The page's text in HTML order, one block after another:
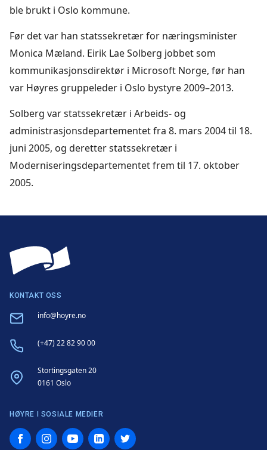
ble brukt i Oslo kommune.
Før det var han statssekretær for næringsminister
Monica Mæland. Eirik Lae Solberg jobbet som
kommunikasjonsdirektør i Microsoft Norge, før han
var Høyres gruppeleder i Oslo bystyre 2009–2013.
Solberg var statssekretær i Arbeids- og
administrasjonsdepartementet fra 8. mars 2004 til 18.
juni 2005, og deretter statssekretær i
Moderniseringsdepartementet frem til 17. oktober
2005.
KONTAKT OSS
Email info@hoyre.no
Phone(+47) 22 82 90 00
AddressStortingsgaten 20
0161 Oslo
HØYRE I SOSIALE MEDIER
FacebookInstagramYouTubeLinkedInTwitter